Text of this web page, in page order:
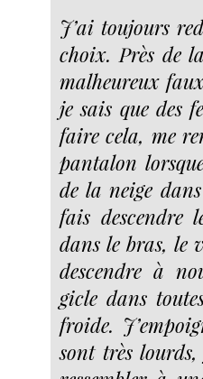
J’ai toujours
choix. Près de
malheureux
je sais que des
faire cela, me
pantalon
de la neige dans
fais descendre
dans le bras, le
descendre à
gicle dans
froide.
sont très